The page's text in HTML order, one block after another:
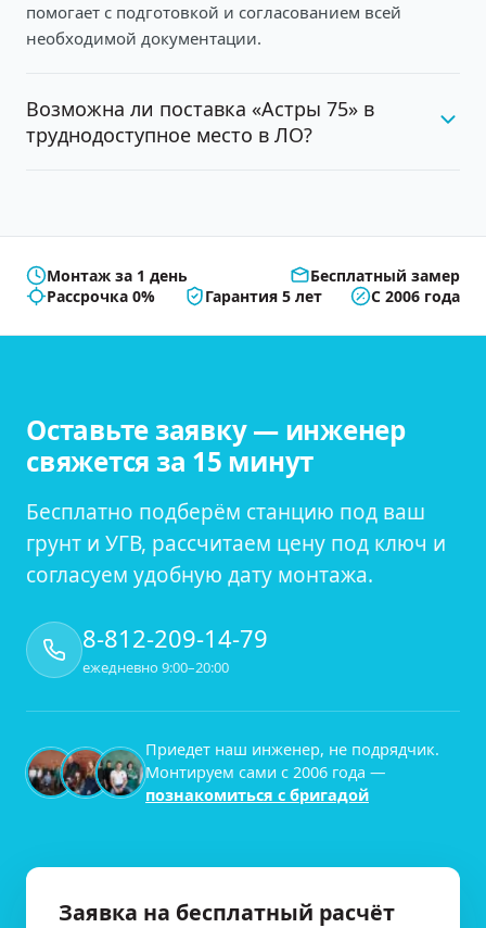
помогает с подготовкой и согласованием всей
необходимой документации.
Возможна ли поставка «Астры 75» в
труднодоступное место в ЛО?
Монтаж за 1 день
Бесплатный замер
Рассрочка 0%
Гарантия 5 лет С 2006 года
Оставьте заявку — инженер
свяжется за 15 минут
Бесплатно подберём станцию под ваш
грунт и УГВ, рассчитаем цену под ключ и
согласуем удобную дату монтажа.
8-812-209-14-79
ежедневно 9:00–20:00
Приедет наш инженер, не подрядчик.
Монтируем сами с 2006 года —
познакомиться с бригадой
Заявка на бесплатный расчёт